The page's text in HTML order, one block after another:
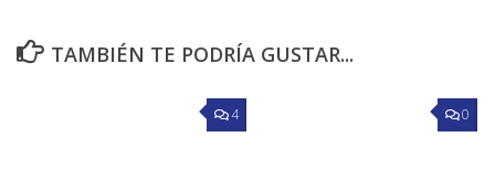
TAMBIÉN TE PODRÍA GUSTAR...
4 0